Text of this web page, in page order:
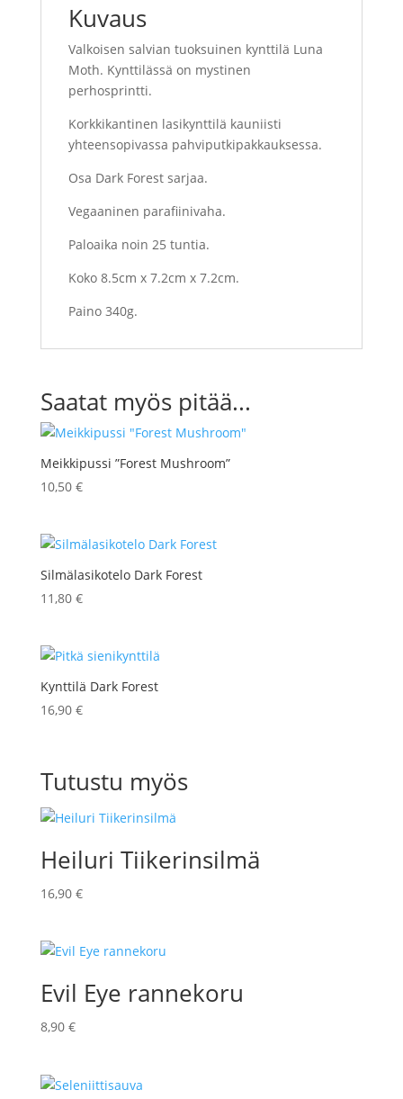
Kuvaus
Valkoisen salvian tuoksuinen kynttilä Luna
Moth. Kynttilässä on mystinen
perhosprintti.
Korkkikantinen lasikynttilä kauniisti
yhteensopivassa pahviputkipakkauksessa.
Osa Dark Forest sarjaa.
Vegaaninen parafiinivaha.
Paloaika noin 25 tuntia.
Koko 8.5cm x 7.2cm x 7.2cm.
Paino 340g.
Saatat myös pitää...
Meikkipussi ”Forest Mushroom”
10,50 €
Silmälasikotelo Dark Forest
11,80 €
Kynttilä Dark Forest
16,90 €
Tutustu myös
Heiluri Tiikerinsilmä
16,90 €
Evil Eye rannekoru
8,90 €